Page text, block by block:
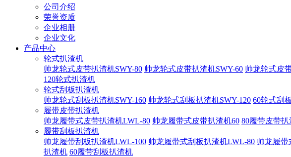
公司介绍
荣誉资质
企业相册
企业文化
产品中心
轮式扒渣机
帅龙轮式皮带扒渣机SWY-80 帅龙轮式皮带扒渣机SWY-60 帅龙轮式皮
120轮式扒渣机
轮式刮板扒渣机
帅龙轮式刮板扒渣机SWY-160 帅龙轮式刮板扒渣机SWY-120 60轮式刮
履带皮带扒渣机
帅龙履带式皮带扒渣机LWL-80 帅龙履带式皮带扒渣机60 80履带皮带扒
履带刮板扒渣机
帅龙履带刮板扒渣机LWL-100 帅龙履带式刮板扒渣机LWL-80 帅龙履带
扒渣机 60履带刮板扒渣机